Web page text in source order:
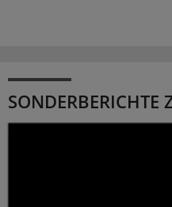
SONDERBERICHTE